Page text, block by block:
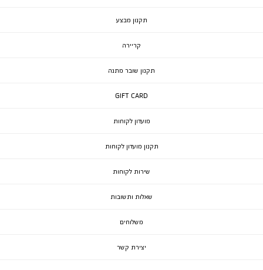
תקנון מבצע
קריירה
תקנון שובר מתנה
GIFT CARD
מועדון לקוחות
תקנון מועדון לקוחות
שירות לקוחות
שאלות ותשובות
משלוחים
יצירת קשר